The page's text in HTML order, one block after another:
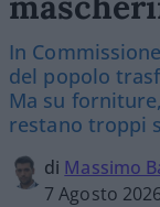
In
del popolo
Ma su
restano troppi
di Massimo
7 Agosto